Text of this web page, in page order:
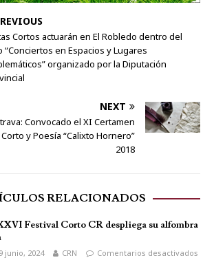
Cortos actuarán en El Robledo dentro del
“Conciertos en Espacios y Lugares
organizado por la Diputación
NEXT
Convocado el XI Certamen
y Poesía “Calixto Hornero”
2018
RELACIONADOS
Festival Corto CR despliega su alfombra
junio, 2024 CRN Comentarios desactivados